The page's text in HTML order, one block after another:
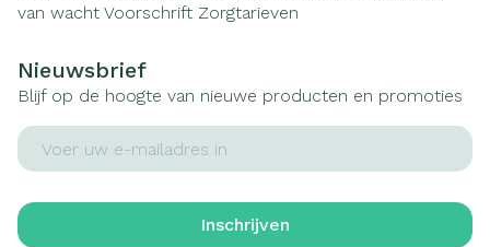
van wacht Voorschrift Zorgtarieven
Nieuwsbrief
Blijf op de hoogte van nieuwe producten en promoties
E-mail adres
Inschrijven